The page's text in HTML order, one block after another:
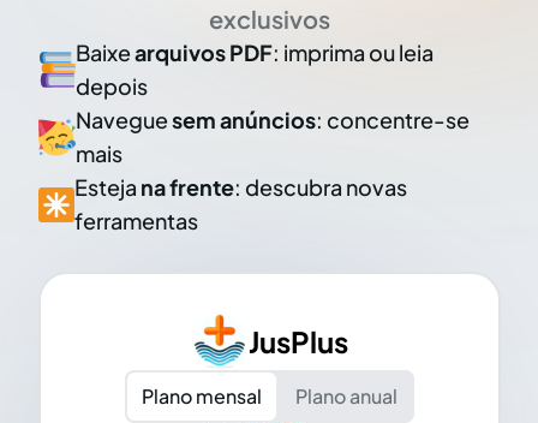
exclusivos
Baixearquivos PDF: imprima ou leia
depois
Naveguesem anúncios: concentre-se
mais
Esteja na frente: descubra novas
ferramentas
JusPlus
Plano mensal
Plano anual